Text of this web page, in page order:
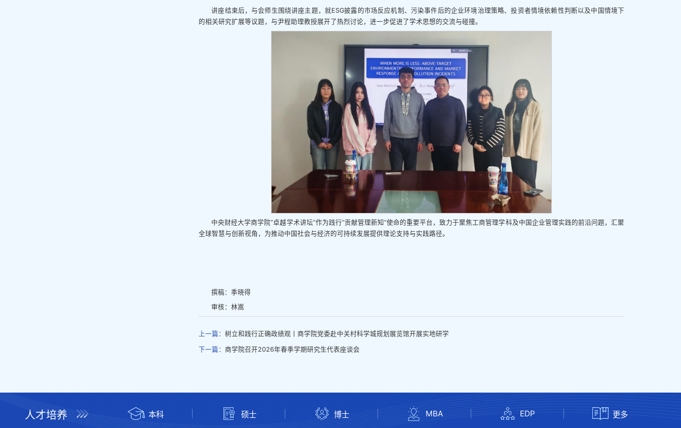
讲座结束后，与会师生围绕讲座主题，就ESG披露的市场反应机制、污染事件后的企业环境治理策略、投资者情境依赖性判断以及中国情境下
的相关研究扩展等议题，与尹程助理教授展开了热烈讨论，进一步促进了学术思想的交流与碰撞。
中央财经大学商学院“卓越学术讲坛”作为践行“贡献管理新知”使命的重要平台，致力于聚焦工商管理学科及中国企业管理实践的前沿问题，汇聚
全球智慧与创新视角，为推动中国社会与经济的可持续发展提供理论支持与实践路径。
撰稿：季晓得
审核：林嵩
上一篇： 树立和践行正确政绩观丨商学院党委赴中关村科学城规划展览馆开展实地研学
下一篇： 商学院召开2026年春季学期研究生代表座谈会
人才培养 本科 硕士 博士 MBA EDP 更多